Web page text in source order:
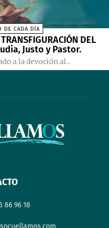
DE CADA DÍA
DEL
Justo y Pastor.
a la devoción al...
86 96 18